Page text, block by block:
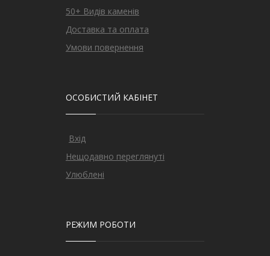
50+ Видів каменів
Доставка та оплата
Умови повернення
ОСОБИСТИЙ КАБІНЕТ
Вхід
Нещодавно переглянуті
Улюблені
РЕЖИМ РОБОТИ